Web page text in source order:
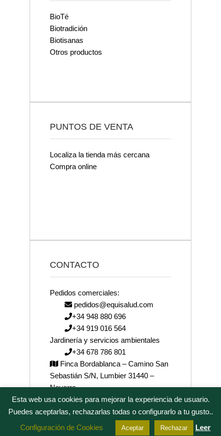
BioTé
Biotradición
Biotisanas
Otros productos
PUNTOS DE VENTA
Localiza la tienda más cercana
Compra online
CONTACTO
Pedidos comerciales:
pedidos@equisalud.com
+34 948 880 696
+34 919 016 564
Jardinería y servicios ambientales
+34 678 786 801
Finca Bordablanca – Camino San
Sebastián S/N, Lumbier 31440 –
Navarra
josenea@josenea.bio
Esta web usa cookies para mejorar la experiencia de usuario.
Puedes aceptarlas, rechazarlas todas o configurarlo a tu gusto..
Configuración de Cookies
Aceptar Rechazar Leer